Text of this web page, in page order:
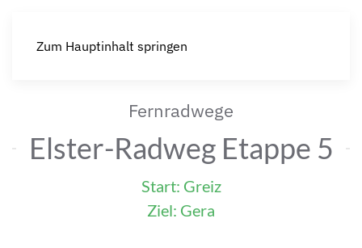
Zum Hauptinhalt springen
Fernradwege
Elster-Radweg Etappe 5
Start: Greiz
Ziel: Gera